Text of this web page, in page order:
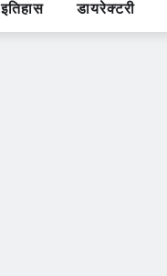
इतिहास डायरेक्टरी